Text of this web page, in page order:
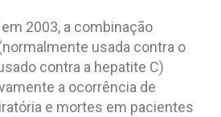
2003, a combinação
usada contra o
contra a hepatite C)
a ocorrência de
e mortes em pacientes